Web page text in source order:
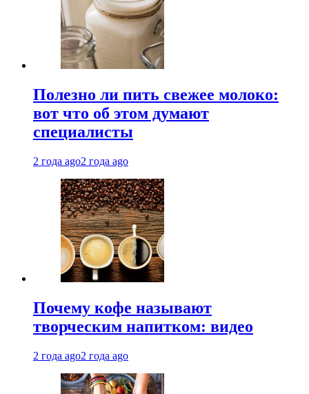
Полезно ли пить свежее молоко:
вот что об этом думают
специалисты
2 года ago2 года ago
Почему кофе называют
творческим напитком: видео
2 года ago2 года ago